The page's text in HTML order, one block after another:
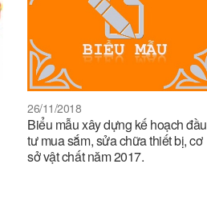
26/11/2018
Biểu mẫu xây dựng kế hoạch đầu
tư mua sắm, sửa chữa thiết bị, cơ
sở vật chất năm 2017.